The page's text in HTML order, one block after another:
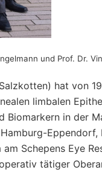
und Prof. Dr.
hat von
limbalen
Biomarkern in der
Schepens Eye
tätiger